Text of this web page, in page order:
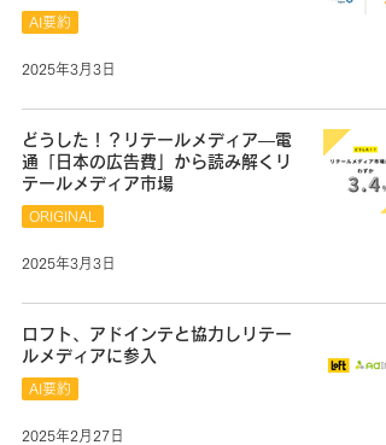
AI要約
2025年3月3日
どうした！？リテールメディア―電
通「日本の広告費」から読み解くリ
テールメディア市場
ORIGINAL
2025年3月3日
ロフト、アドインテと協力しリテー
ルメディアに参入
AI要約
2025年2月27日